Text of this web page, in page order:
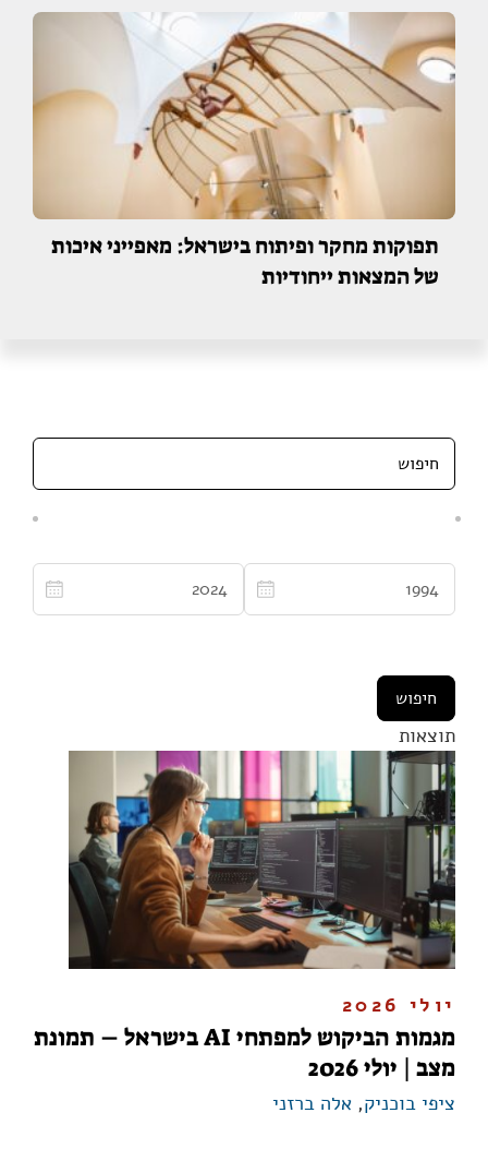
תפוקות מחקר ופיתוח בישראל: מאפייני איכות
של המצאות ייחודיות
תוצאות
יולי 2026
מגמות הביקוש למפתחי AI בישראל – תמונת
מצב | יולי 2026
ציפי בוכניק, אלה ברזני